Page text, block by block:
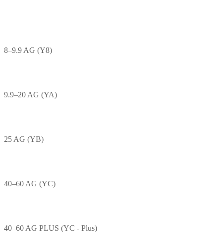
8–9.9 AG (Y8)
9.9–20 AG (YA)
25 AG (YB)
40–60 AG (YC)
40–60 AG PLUS (YC - Plus)